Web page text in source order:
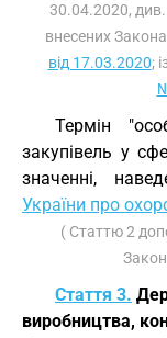
30.04.2020, див.
внесених
від 17.03.2020;
Термін
закупівель у
значенні,
України про
( Статтю 2
Стаття 3.
виробництва,